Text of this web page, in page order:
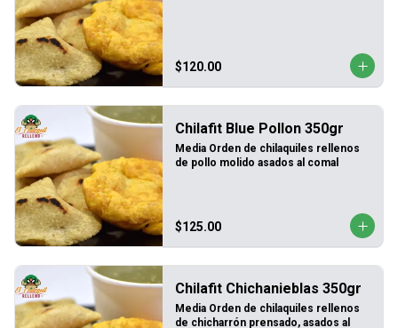
$120.00
Chilafit Blue Pollon 350gr
Media Orden de chilaquiles rellenos
de pollo molido asados al comal
$125.00
Chilafit Chichanieblas 350gr
Media Orden de chilaquiles rellenos
de chicharrón prensado, asados al